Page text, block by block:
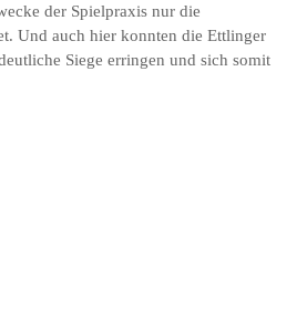
der Spielpraxis nur die
Und auch hier konnten die Ettlinger
Siege erringen und sich somit